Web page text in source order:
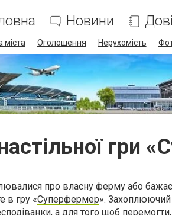
Новини
міста Оголошення Нерухомість
гри
про власну ферму або
в гру «Суперфермер». Захоплюючий
а для того щоб